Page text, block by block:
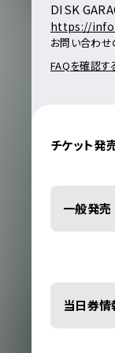
DISK
https://
お問い合わせ
FAQを確認す
チケット発
一般発売
当日券情